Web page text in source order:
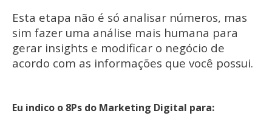
Esta etapa não é só analisar números, mas
sim fazer uma análise mais humana para
gerar insights e modificar o negócio de
acordo com as informações que você possui.
Eu indico o 8Ps do Marketing Digital para: